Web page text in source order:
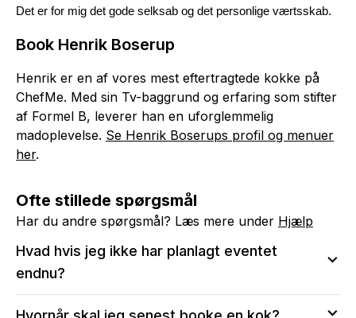
Det er for mig det gode selksab og det personlige værtsskab.
Book Henrik Boserup
Henrik er en af vores mest eftertragtede kokke på
ChefMe. Med sin Tv-baggrund og erfaring som stifter
af Formel B, leverer han en uforglemmelig
madoplevelse. Se Henrik Boserups profil og menuer
her.
Ofte stillede spørgsmål
Har du andre spørgsmål? Læs mere under Hjælp
Hvad hvis jeg ikke har planlagt eventet
endnu?